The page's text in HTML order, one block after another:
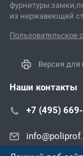
из нержавеющей
Пользовательское
Версия для
Наши контакты
+7 (495)